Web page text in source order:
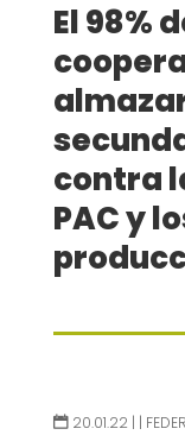
El 98%
contra
PAC y
20.01.22 | |